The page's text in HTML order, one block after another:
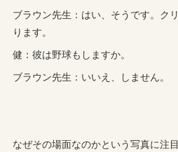
ブラウン先生：はい、そうです。ク
ります。
健：彼は野球もしますか。
ブラウン先生：いいえ、しません。
なぜその場面なのかという写真に注目